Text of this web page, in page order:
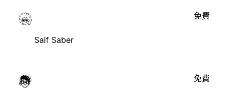
Saif Saber
免費
免費